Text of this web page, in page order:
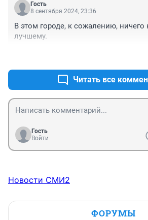
Гость
8 сентября 2024, 23:36
В этом городе, к сожалению, ничего
лучшему.
Читать все
Гость
Войти
Новости СМИ2
ФОРУМЫ